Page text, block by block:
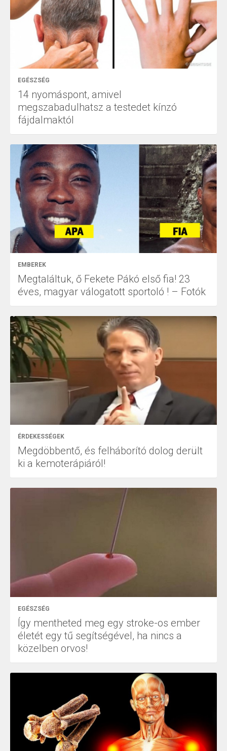
EGÉSZSÉG
14 nyomáspont, amivel
megszabadulhatsz a testedet kínzó
fájdalmaktól
EMBEREK
Megtaláltuk, ő Fekete Pákó első fia! 23
éves, magyar válogatott sportoló ! – Fotók
ÉRDEKESSÉGEK
Megdöbbentő, és felháborító dolog derült
ki a kemoterápiáról!
EGÉSZSÉG
Így mentheted meg egy stroke-os ember
életét egy tű segítségével, ha nincs a
közelben orvos!